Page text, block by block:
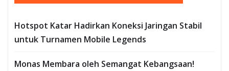
Hotspot Katar Hadirkan Koneksi Jaringan Stabil
untuk Turnamen Mobile Legends
Monas Membara oleh Semangat Kebangsaan!